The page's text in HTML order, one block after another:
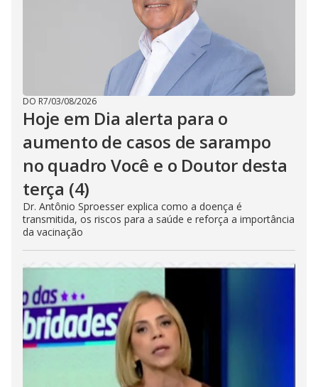
DO R7/03/08/2026
Hoje em Dia alerta para o
aumento de casos de sarampo
no quadro Você e o Doutor desta
terça (4)
Dr. Antônio Sproesser explica como a doença é
transmitida, os riscos para a saúde e reforça a importância
da vacinação